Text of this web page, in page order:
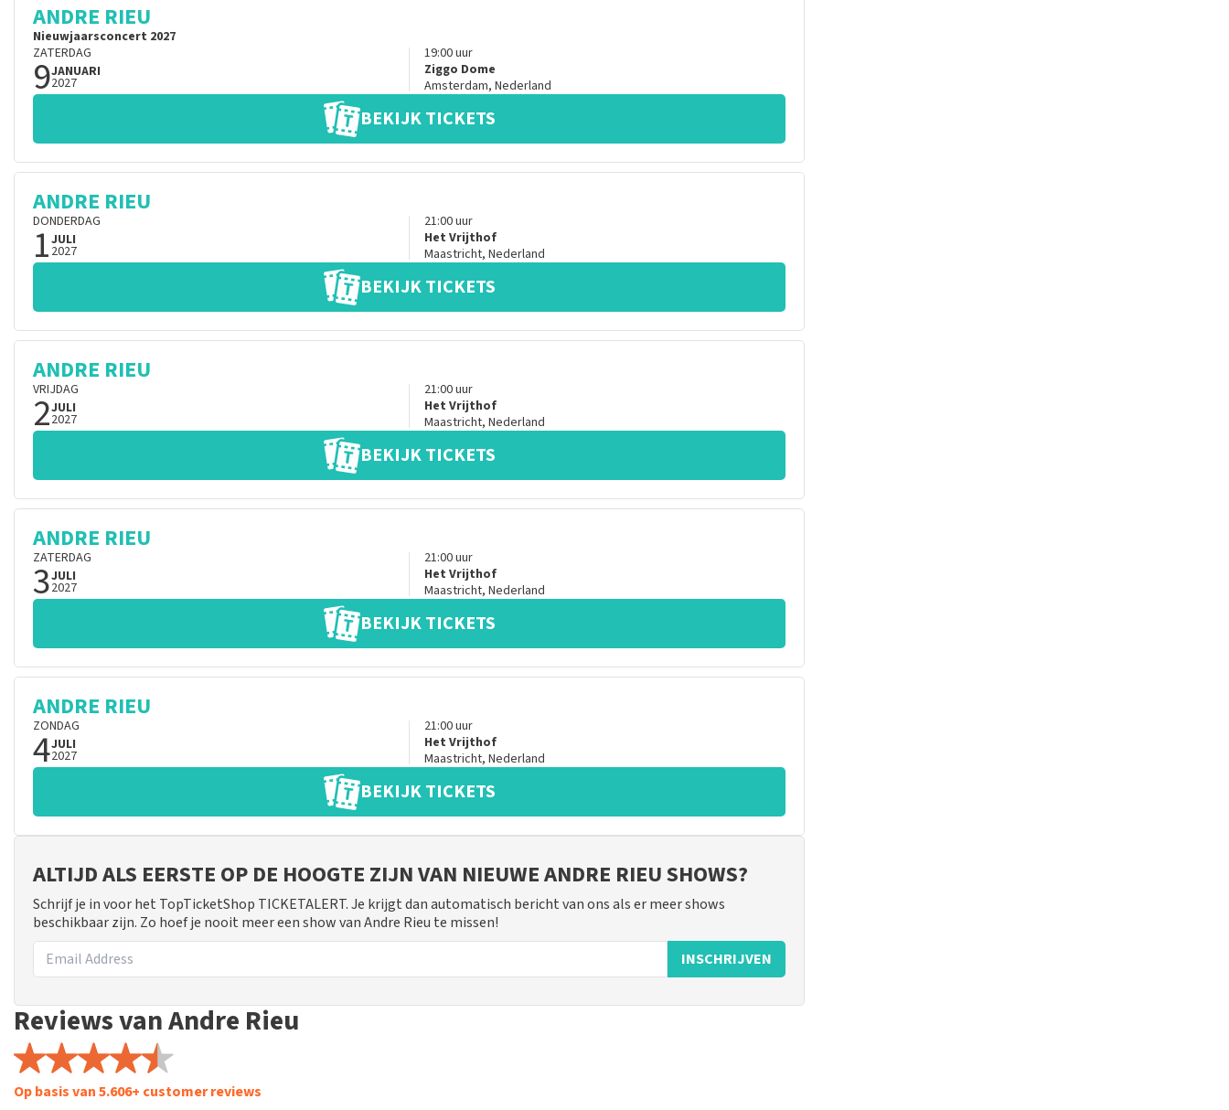
ANDRE RIEU
Nieuwjaarsconcert 2027
ZATERDAG
9JANUARI
2027
19:00uur
Ziggo Dome
Amsterdam, Nederland
BEKIJK TICKETS
ANDRE RIEU
DONDERDAG
1JULI
2027
21:00uur
Het Vrijthof
Maastricht, Nederland
BEKIJK TICKETS
ANDRE RIEU
VRIJDAG
2JULI
2027
21:00uur
Het Vrijthof
Maastricht, Nederland
BEKIJK TICKETS
ANDRE RIEU
ZATERDAG
3JULI
2027
21:00uur
Het Vrijthof
Maastricht, Nederland
BEKIJK TICKETS
ANDRE RIEU
ZONDAG
4JULI
2027
21:00uur
Het Vrijthof
Maastricht, Nederland
BEKIJK TICKETS
ALTIJD ALS EERSTE OP DE HOOGTE ZIJN VAN NIEUWE ANDRE RIEU SHOWS?
Schrijf je in voor het TopTicketShop TICKETALERT. Je krijgt dan automatisch bericht van ons als er meer shows
beschikbaar zijn. Zo hoef je nooit meer een show van Andre Rieu te missen!
INSCHRIJVEN
Reviews van Andre Rieu
Op basis van 5.606+ customer reviews